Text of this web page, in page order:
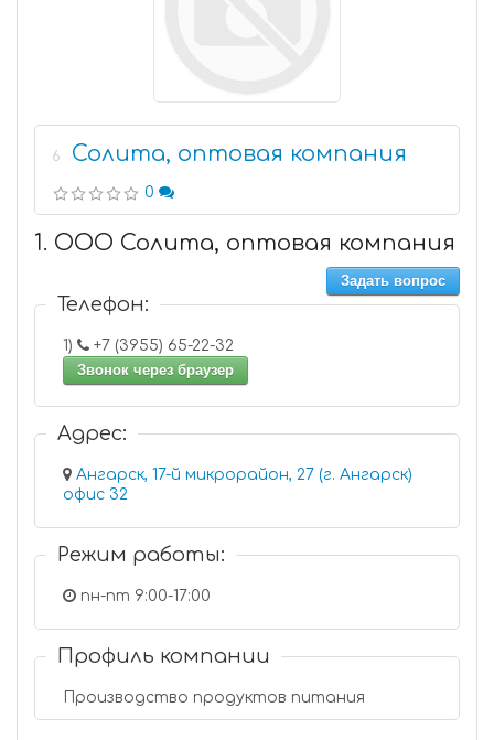
6 Солита, оптовая компания
0
1. ООО Солита, оптовая компания
Задать вопрос
Телефон:
1)
+7 (3955) 65-22-32
Звонок через браузер
Адрес:
Ангарск, 17-й микрорайон, 27 (г. Ангарск)
офис 32
Режим работы:
пн-пт 9:00-17:00
Профиль компании
Производство продуктов питания